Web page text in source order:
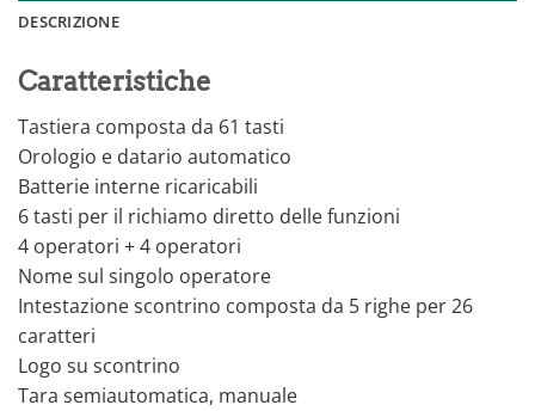
DESCRIZIONE
Caratteristiche
Tastiera composta da 61 tasti
Orologio e datario automatico
Batterie interne ricaricabili
6 tasti per il richiamo diretto delle funzioni
4 operatori + 4 operatori
Nome sul singolo operatore
Intestazione scontrino composta da 5 righe per 26
caratteri
Logo su scontrino
Tara semiautomatica, manuale